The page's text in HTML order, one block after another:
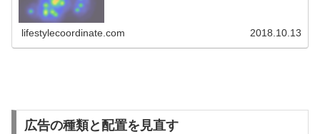
lifestylecoordinate.com 2018.10.13
広告の種類と配置を見直す